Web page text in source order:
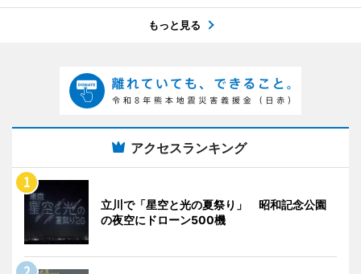
もっと見る
アクセスランキング
立川で「星空と光の夏祭り」 昭和記念公園
の夜空にドローン500機